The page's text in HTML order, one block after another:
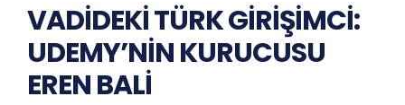
VADİDEKİ TÜRK GİRİŞİMCİ:
UDEMY’NİN KURUCUSU
EREN BALİ